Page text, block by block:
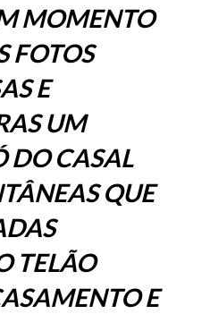
MOMENTO
FOTOS
E
UM
DO CASAL
QUE
TELÃO
E